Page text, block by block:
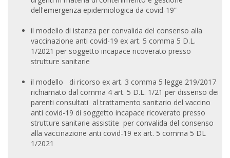
dell'emergenza epidemiologica da covid-19”
il modello di istanza per convalida del consenso alla
vaccinazione anti covid-19 ex art. 5 comma 5 D.L.
1/2021 per soggetto incapace ricoverato presso
strutture sanitarie
il modello di ricorso ex art. 3 comma 5 legge 219/2017
richiamato dal comma 4 art. 5 D.L. 1/21 per dissenso dei
parenti consultati al trattamento sanitario del vaccino
anti covid-19 di soggetto incapace ricoverato presso
strutture sanitarie assistite per convalida del consenso
alla vaccinazione anti covid-19 ex art. 5 comma 5 DL
1/2021